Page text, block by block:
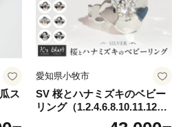
か、加茂遺跡などの文化財など
史を感じることのできるまちで
】
ス
愛知県小牧市
SV 桜とハナミズキのベビー
リング（1.2.4.6.8.10.11.12